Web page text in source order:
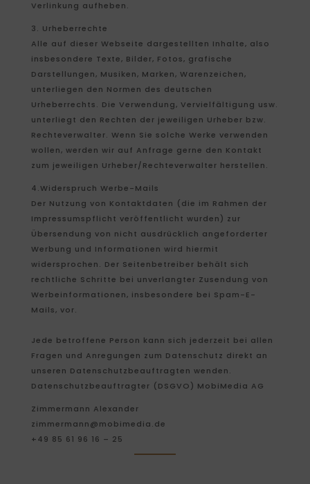
Verlinkung aufheben.
3. Urheberrechte
Alle auf dieser Webseite dargestellten Inhalte, also
insbesondere Texte, Bilder, Fotos, grafische
Darstellungen, Musiken, Marken, Warenzeichen,
unterliegen den Normen des deutschen
Urheberrechts. Die Verwendung, Vervielfältigung usw.
unterliegt den Rechten der jeweiligen Urheber bzw.
Rechteverwalter. Wenn Sie solche Werke verwenden
wollen, werden wir auf Anfrage gerne den Kontakt
zum jeweiligen Urheber/Rechteverwalter herstellen.
4.Widerspruch Werbe-Mails
Der Nutzung von Kontaktdaten (die im Rahmen der
Impressumspflicht veröffentlicht wurden) zur
Übersendung von nicht ausdrücklich angeforderter
Werbung und Informationen wird hiermit
widersprochen. Der Seitenbetreiber behält sich
rechtliche Schritte bei unverlangter Zusendung von
Werbeinformationen, insbesondere bei Spam-E-
Mails, vor.
Jede betroffene Person kann sich jederzeit bei allen
Fragen und Anregungen zum Datenschutz direkt an
unseren Datenschutzbeauftragten wenden.
Datenschutzbeauftragter (DSGVO) MobiMedia AG
Zimmermann Alexander
zimmermann@mobimedia.de
+49 85 61 96 16 – 25